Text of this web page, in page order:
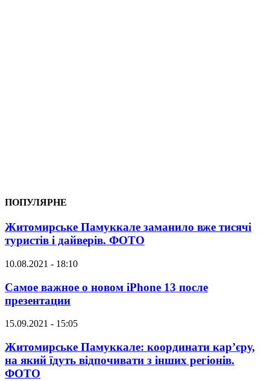
ПОПУЛЯРНЕ
Житомирське Памуккале заманило вже тисячі
туристів і дайверів. ФОТО
10.08.2021 - 18:10
Самое важное о новом iPhone 13 после
презентации
15.09.2021 - 15:05
Житомирське Памуккале: координати кар’єру,
на який їдуть відпочивати з інших регіонів.
ФОТО